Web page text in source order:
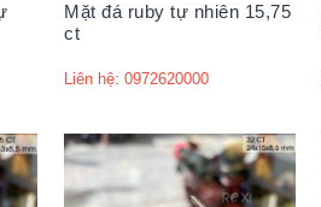
Mặt đá ruby tự nhiên 15,75
ct
Liên hệ: 0972620000